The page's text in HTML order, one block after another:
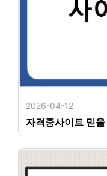
2026-04-12
자격증사이트 믿